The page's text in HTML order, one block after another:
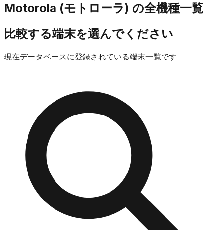
Motorola (モトローラ) の全機種一覧
比較する端末を選んでください
現在データベースに登録されている端末一覧です